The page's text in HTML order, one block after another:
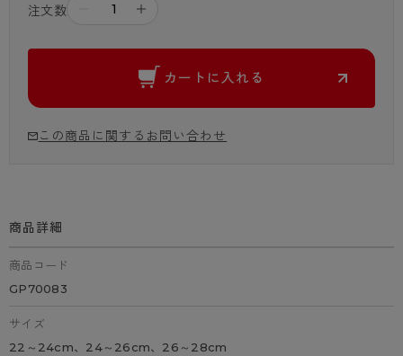
注文数 ＋
カートに入れる
この商品に関するお問い合わせ
商品詳細
商品コード
GP70083
サイズ
22～24cm、24～26cm、26～28cm